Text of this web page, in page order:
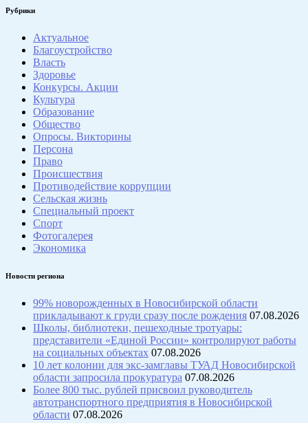
Рубрики
Актуальное
Благоустройство
Власть
Здоровье
Конкурсы. Акции
Культура
Образование
Общество
Опросы. Викторины
Персона
Право
Происшествия
Противодействие коррупции
Сельская жизнь
Специальный проект
Спорт
Фотогалерея
Экономика
Новости региона
99% новорожденных в Новосибирской области
прикладывают к груди сразу после рождения 07.08.2026
Школы, библиотеки, пешеходные тротуары:
представители «Единой России» контролируют работы
на социальных объектах 07.08.2026
10 лет колонии для экс-замглавы ТУАД Новосибирской
области запросила прокуратура 07.08.2026
Более 800 тыс. рублей присвоил руководитель
автотранспортного предприятия в Новосибирской
области 07.08.2026